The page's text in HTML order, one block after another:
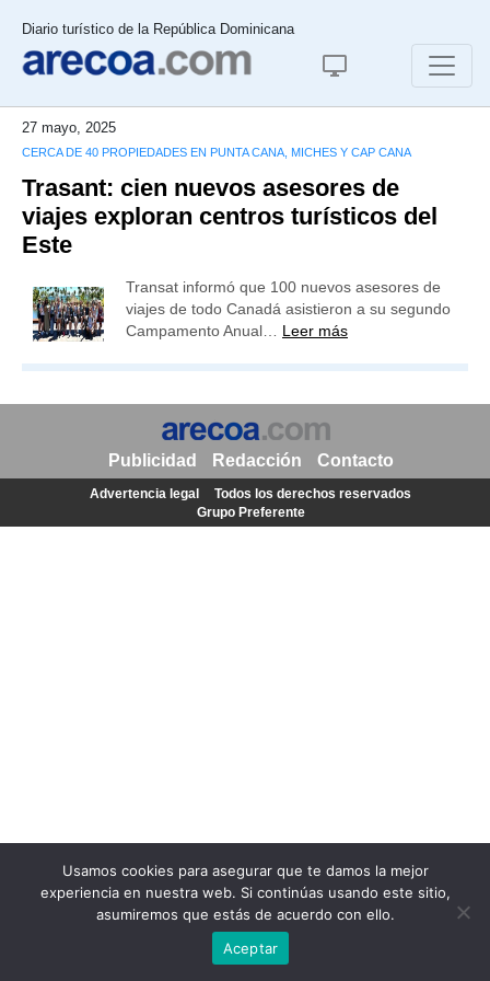
Diario turístico de la República Dominicana
27 mayo, 2025
CERCA DE 40 PROPIEDADES EN PUNTA CANA, MICHES Y CAP CANA
Trasant: cien nuevos asesores de
viajes exploran centros turísticos del
Este
Transat informó que 100 nuevos asesores de
viajes de todo Canadá asistieron a su segundo
Campamento Anual… Leer más
Usamos cookies para asegurar que te damos la mejor
experiencia en nuestra web. Si continúas usando este sitio,
asumiremos que estás de acuerdo con ello.
Aceptar
Publicidad Redacción Contacto
Advertencia legal
Todos los derechos reservados
Grupo Preferente